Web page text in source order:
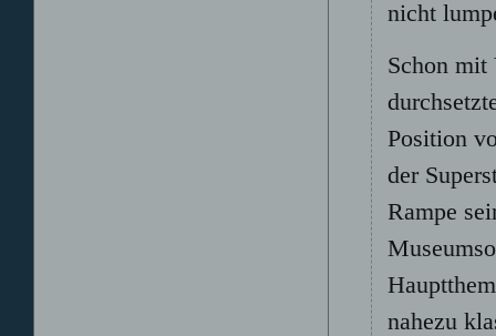
nicht
Schon mit
Position
der
Rampe
nahezu